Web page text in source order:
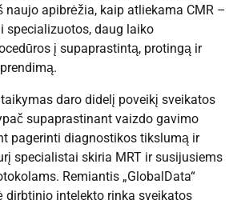
naujo apibrėžia, kaip atliekama CMR –
specializuotos, daug laiko
į supaprastintą, protingą ir
daro didelį poveikį sveikatos
supaprastinant vaizdo gavimo
pagerinti diagnostikos tikslumą ir
specialistai skiria MRT ir susijusiems
Remiantis „GlobalData“
dirbtinio intelekto rinka sveikatos